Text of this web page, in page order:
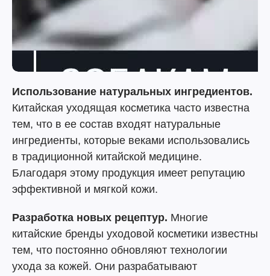
Использование натуральных ингредиентов.
Китайская уходящая косметика часто известна
тем, что в ее состав входят натуральные
ингредиенты, которые веками использовались
в традиционной китайской медицине.
Благодаря этому продукция имеет репутацию
эффективной и мягкой кожи.
Разработка новых рецептур. Многие
китайские бренды уходовой косметики известны
тем, что постоянно обновляют технологии
ухода за кожей. Они разрабатывают